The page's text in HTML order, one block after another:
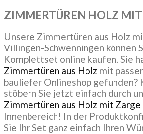
ZIMMERTÜREN HOLZ MIT
Unsere Zimmertüren aus Holz
Villingen-Schwenningen können
Komplettset online kaufen. Sie
Zimmertüren aus Holz mit
bauliefer Onlineshop gefunden?
stöbern Sie jetzt einfach durch
Zimmertüren aus Holz mit Zarge
Innenbereich! In der
Sie Ihr Set ganz einfach Ihren